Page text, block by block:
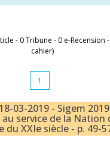
- 0 Tribune - 0 e-Recension
cahier)
1
03-2019 - Sigem
au service de la Nation
du XXIe siècle - p. 49-